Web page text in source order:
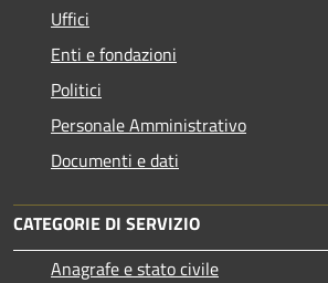
Uffici
Enti e fondazioni
Politici
Personale Amministrativo
Documenti e dati
CATEGORIE DI SERVIZIO
Anagrafe e stato civile